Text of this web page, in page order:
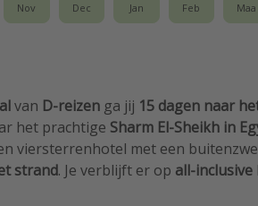
Nov Dec Jan Feb Maa
van D-reizen ga jij 15 dagen naar
het prachtige Sharm El-Sheikh in
viersterrenhotel met een
strand. Je verblijft er op all-inclusive